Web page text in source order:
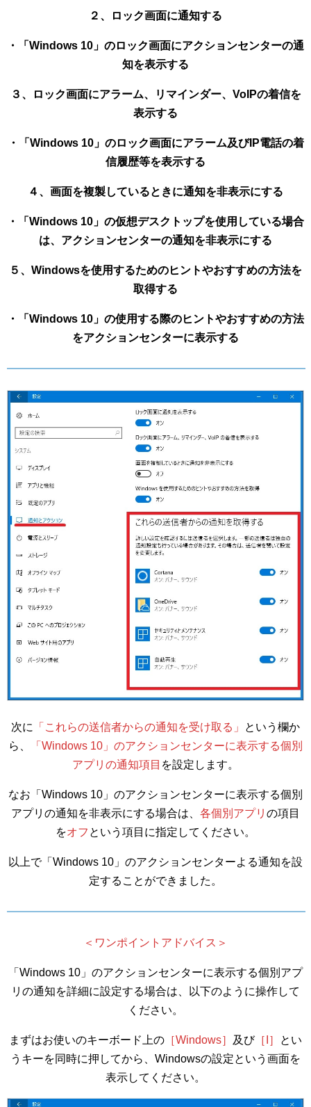
２、ロック画面に通知する
・「Windows 10」のロック画面にアクションセンターの通
知を表示する
３、ロック画面にアラーム、リマインダー、VoIPの着信を
表示する
・「Windows 10」のロック画面にアラーム及びIP電話の着
信履歴等を表示する
４、画面を複製しているときに通知を非表示にする
・「Windows 10」の仮想デスクトップを使用している場合
は、アクションセンターの通知を非表示にする
５、Windowsを使用するためのヒントやおすすめの方法を
取得する
・「Windows 10」の使用する際のヒントやおすすめの方法
をアクションセンターに表示する
次に 「これらの送信者からの通知を受け取る」
という欄か
ら、
「Windows 10」のアクションセンターに表示する個別
アプリの通知項目 を設定します。
なお「Windows 10」のアクションセンターに表示する個別
アプリの通知を非表示にする場合は、 各個別アプリ の項目
をオフ という項目に指定してください。
以上で「Windows 10」のアクションセンターよる通知を設
定することができました。
＜ワンポイントアドバイス＞
「Windows 10」のアクションセンターに表示する個別アプ
リの通知を詳細に設定する場合は、以下のように操作して
ください。
まずはお使いのキーボード上の ［Windows］ 及び［I］
とい
うキーを同時に押してから、Windowsの設定という画面を
表示してください。